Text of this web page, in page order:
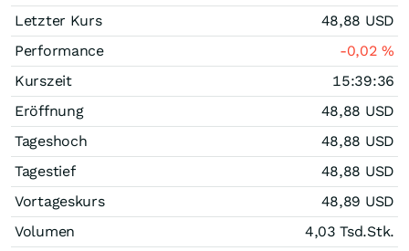
Letzter Kurs
48,88 USD
Performance
-0,02%
Kurszeit
15:39:36
Eröffnung
48,88 USD
Tageshoch
48,88 USD
Tagestief
48,88 USD
Vortageskurs
48,89 USD
Volumen
4,03 Tsd.Stk.